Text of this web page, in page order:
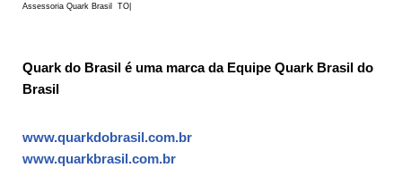
Assessoria Quark Brasil TO|
Quark do Brasil é uma marca da Equipe Quark Brasil do
Brasil
www.quarkdobrasil.com.br
www.quarkbrasil.com.br